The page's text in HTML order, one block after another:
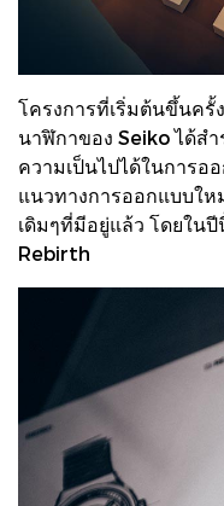
โครงการที่เริ่มต้นขึ้นครั้
นาฬิกาของ Seiko ได้ส
ความเป็นไปได้ในการอ
แนวทางการออกแบบใ
เดิมๆที่มีอยู่แล้ว โดยใน
Rebirth